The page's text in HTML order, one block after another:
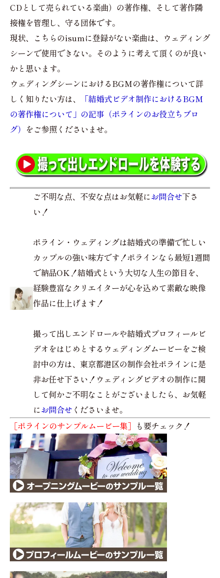
CDとして売られている楽曲）の著作権、そして著作隣
接権を管理し、守る団体です。
現状、こちらのisumに登録がない楽曲は、ウェディング
シーンで使用できない。そのように考えて頂くのが良い
かと思います。
ウェディングシーンにおけるBGMの著作権について詳
しく知りたい方は、
「結婚式ビデオ制作におけるBGM
の著作権について」の記事（ポラインのお役立ちブロ
グ） をご参照くださいませ。
ご不明な点、不安な点はお気軽にお問合せ下さ
い！
ポライン・ウェディングは結婚式の準備で忙しい
カップルの強い味方です！ポラインなら最短1週間
で納品OK！結婚式という大切な人生の節目を、
経験豊富なクリエイターが心を込めて素敵な映像
作品に仕上げます！
撮って出しエンドロールや結婚式プロフィールビ
デオをはじめとするウェディングムービーをご検
討中の方は、東京都港区の制作会社ポラインに是
非お任せ下さい！ウェディングビデオの制作に関
して何かご不明なことがございましたら、お気軽
にお問合せ くださいませ。
［ポラインのサンプルムービー集］ も要チェック！